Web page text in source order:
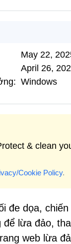
May 22,
April 26,
Windows
& clean
Cookie Policy.
đe dọa, chiến
để lừa đảo,
web lừa